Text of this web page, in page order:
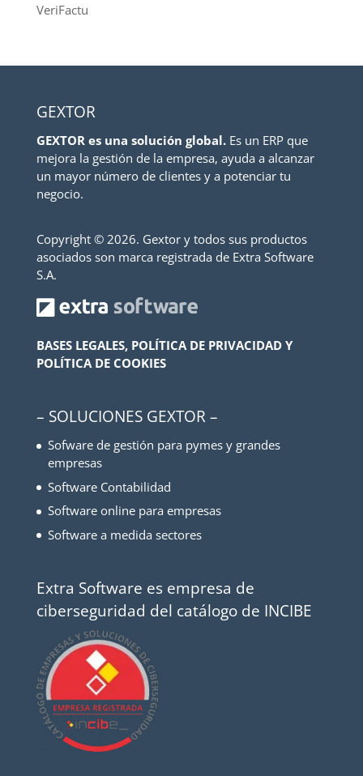
VeriFactu
GEXTOR
GEXTOR es una solución global.Es un ERP que
mejora la gestión de la empresa, ayuda a alcanzar
un mayor número de clientes y a potenciar tu
negocio.
Copyright © 2026. Gextor y todos sus productos
asociados son marca registrada de Extra Software
S.A.
BASES LEGALES, POLÍTICA DE PRIVACIDAD Y
POLÍTICA DE COOKIES
– SOLUCIONES GEXTOR –
Sofware de gestión para pymes y grandes
empresas
Software Contabilidad
Software online para empresas
Software a medida sectores
Extra Software es empresa de
ciberseguridad del catálogo de INCIBE